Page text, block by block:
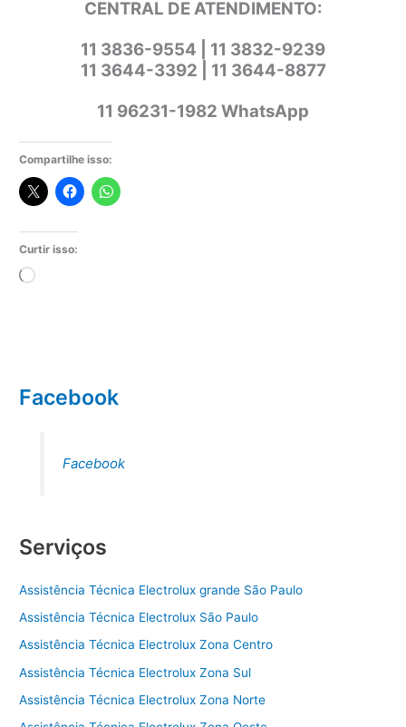
CENTRAL DE ATENDIMENTO:
11 3836-9554 | 11 3832-9239
11 3644-3392 | 11 3644-8877
11 96231-1982 WhatsApp
Compartilhe isso:
Curtir isso:
Carregando...
Facebook
Facebook
Serviços
Assistência Técnica Electrolux grande São Paulo
Assistência Técnica Electrolux São Paulo
Assistência Técnica Electrolux Zona Centro
Assistência Técnica Electrolux Zona Sul
Assistência Técnica Electrolux Zona Norte